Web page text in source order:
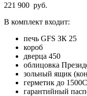
221 900 руб.
В комплект входит:
печь GFS ЗК 25
короб
дверца 450
облицовка
зольный ящик
герметик до
гарантийный